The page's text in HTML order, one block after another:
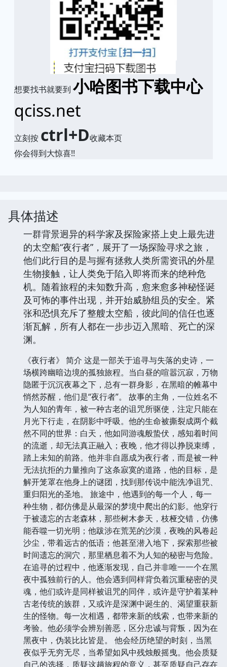
想要找书就要到 小哈图书下载中心
qciss.net
立刻按 ctrl+D收藏本页
你会得到大惊喜!!
具体描述
一群背景迥异的科学家及探险家搭上史上最先进
的太空船“夜行者”，展开了一场探险寻求之旅，
他们此行目的是与握有拯救人类所需资讯的外星
生物接触，让人类免于陷入即将而来的绝种危
机。随着旅程的未知数升高，愈来愈多神秘怪诞
及可怖的事件出现，并开始威胁组员的安全。紧
张和恐惧充斥了整艘太空船，彼此间的信任也逐
渐瓦解，所有人都在一步步迈入黑暗、死亡的深
渊。
《夜行者》 简介 这是一部关于追寻与失落的史诗，一
场横跨幽暗边境的孤独旅程。当白昼的喧嚣沉寂，万物
隐匿于沉沉夜幕之下，总有一群身影，在黑暗的帷幕中
悄然苏醒，他们是“夜行者”。 故事的主角，一位姓名不
为人知的青年，被一种古老的诅咒所驱使，注定只能在
月光下行走，在阴影中呼吸。他的生命被撕裂成两个截
然不同的世界：白天，他如同游魂般蛰伏，感知着时间
的流逝，却无法真正融入；夜晚，他才得以挣脱束缚，
踏上未知的前路。他并非自愿成为夜行者，而是被一种
无法抗拒的力量推向了这条寂寞的道路，他的目标，是
解开笼罩在他身上的谜团，找到那传说中能洗净诅咒、
重归阳光的圣地。 旅途中，他遇到的每一个人，每一
种生物，都仿佛是从最深的梦境中爬出的幻影。他穿行
于被遗忘的古老森林，那些树木参天，枝桠交错，仿佛
能吞噬一切光明；他跋涉在荒芜的沙漠，夜晚的风卷起
沙尘，带着远古的低语；他甚至潜入地下，探索那些被
时间遗忘的洞穴，那里栖息着不为人知的秘密与危险。
在追寻的过程中，他逐渐发现，自己并非唯一一个在黑
夜中孤独前行的人。他会遇到同样背负着沉重秘密的灵
魂，他们或许是同样被诅咒的同伴，或许是守护着某种
古老传统的族群，又或许是深渊中诞生的、渴望重获新
生的怪物。每一次相遇，都带来新的线索，也带来新的
考验。他必须学会辨别善恶，区分忠诚与背叛，因为在
黑夜中，伪装比比皆是。 他会经历绝望的时刻，当黑
夜似乎无穷无尽，当希望如风中残烛般摇曳。他会质疑
自己的选择，质疑这趟旅程的意义，甚至质疑自己存在